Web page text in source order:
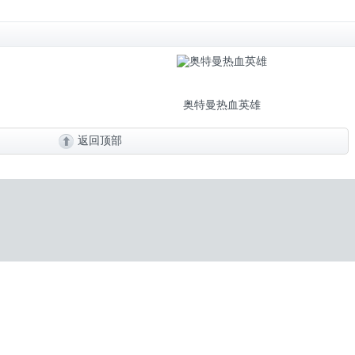
奥特曼热血英雄
返回顶部